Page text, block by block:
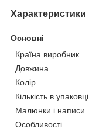
Характеристики
Основні
Країна виробник
Довжина
Колір
Кількість в упаковці
Малюнки і написи
Особливості